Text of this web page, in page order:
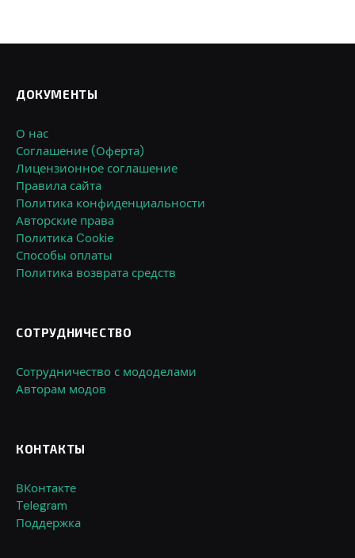
ДОКУМЕНТЫ
О нас
Соглашение (Оферта)
Лицензионное соглашение
Правила сайта
Политика конфиденциальности
Авторские права
Политика Cookie
Способы оплаты
Политика возврата средств
СОТРУДНИЧЕСТВО
Сотрудничество с мододелами
Авторам модов
КОНТАКТЫ
ВКонтакте
Telegram
Поддержка